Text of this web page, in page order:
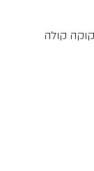
קולה